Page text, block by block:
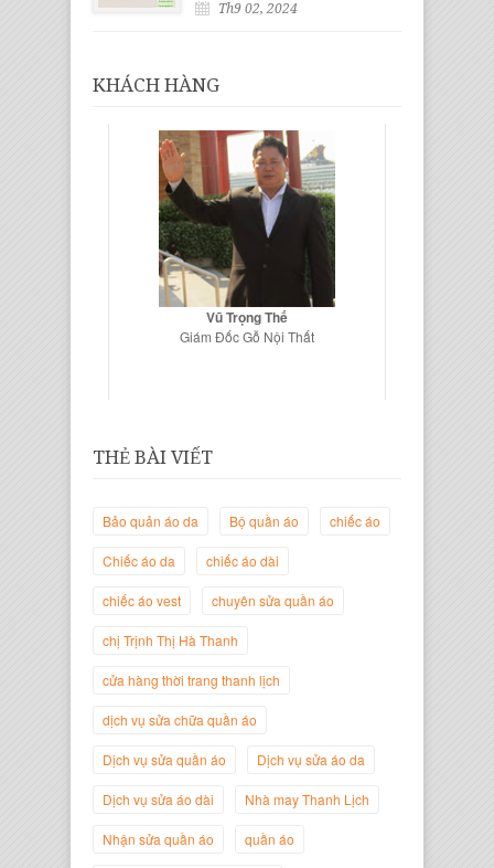
Th9 02, 2024
KHÁCH HÀNG
Vũ Trọng Thế
Giám Đốc Gỗ Nội Thất
Giám Đốc Thương Hiệu Giày Thời
THẺ BÀI VIẾT
Bảo quản áo da Bộ quần áo chiếc áo
Chiếc áo da chiếc áo dài
chiếc áo vest chuyên sửa quần áo
chị Trịnh Thị Hà Thanh
cửa hàng thời trang thanh lịch
dịch vụ sửa chữa quần áo
Dịch vụ sửa quần áo Dịch vụ sửa áo da
Dịch vụ sửa áo dài Nhà may Thanh Lịch
Nhận sửa quần áo quần áo